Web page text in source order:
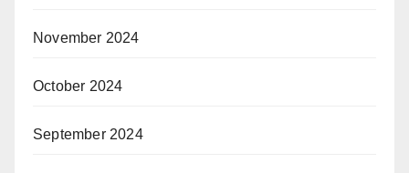
November 2024
October 2024
September 2024